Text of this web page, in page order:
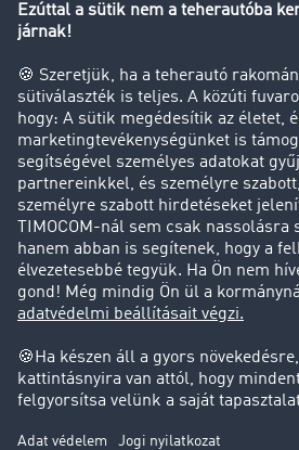
Tehergépkocsi-forgalomkorlátozás
Cég
Sikertörténetek
Ügyfél hoz ügyfelet
Jogi információk
Impresszum
Adatvédelem
süti-beállítások